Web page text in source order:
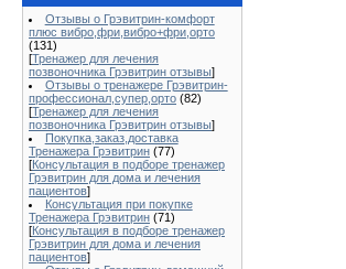
Отзывы о Грэвитрин-комфорт
плюс вибро,фри,вибро+фри,орто
(131)
[Тренажер для лечения
позвоночника Грэвитрин отзывы]
Отзывы о тренажере Грэвитрин-
профессионал,супер,орто (82)
[Тренажер для лечения
позвоночника Грэвитрин отзывы]
Покупка,заказ,доставка
Тренажера Грэвитрин (77)
[Консультация в подборе тренажер
Грэвитрин для дома и лечения
пациентов]
Консультация при покупке
Тренажера Грэвитрин (71)
[Консультация в подборе тренажер
Грэвитрин для дома и лечения
пациентов]